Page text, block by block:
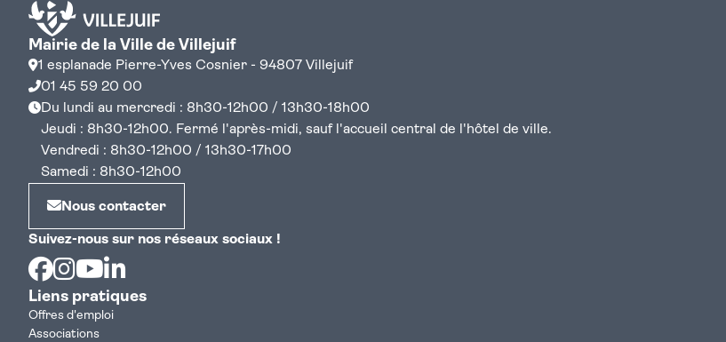
Mairie de la Ville de Villejuif
1 esplanade Pierre-Yves Cosnier - 94807 Villejuif
01 45 59 20 00
Du lundi au mercredi : 8h30-12h00 / 13h30-18h00
Jeudi : 8h30-12h00. Fermé l'après-midi, sauf l'accueil central de l'hôtel de ville.
Vendredi : 8h30-12h00 / 13h30-17h00
Samedi : 8h30-12h00
Nous contacter
Suivez-nous sur nos réseaux sociaux !
Facebook
Instagram
Youtube
Liens pratiques
Offres d'emploi
Associations